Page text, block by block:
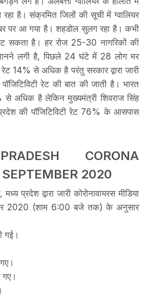
है। संक्रमित जिलों की सूची में ग्वालियर
पर आ गया है। शहडोल सुलग रहा है। कभी
सकता है। हर रोज 25-30 नागरिकों की
लगी है, पिछले 24 घंटे में 28 लोग मर
14% से अधिक है परंतु सरकार द्वारा जारी
रेट की बात की जाती है। भारत
से अधिक है लेकिन मुख्यमंत्री शिवराज सिंह
की पॉजिटिविटी रेट 76% के आसपास
CORONA
2020
प्रदेश द्वारा जारी कोरोनावायरस मीडिया
2020 (शाम 6:00 बजे तक) के अनुसार
गई।
गए।